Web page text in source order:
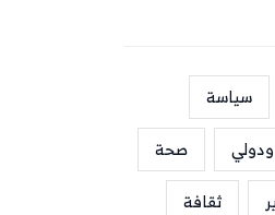
سياسة
صحة
ثقافة